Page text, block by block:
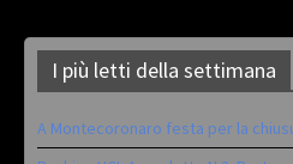
I più letti della settimana
A Montecoronaro festa per la